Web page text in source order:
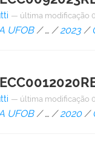
— última modificação
UFOB /…/2023 /
— última modificação
UFOB /…/2020 /